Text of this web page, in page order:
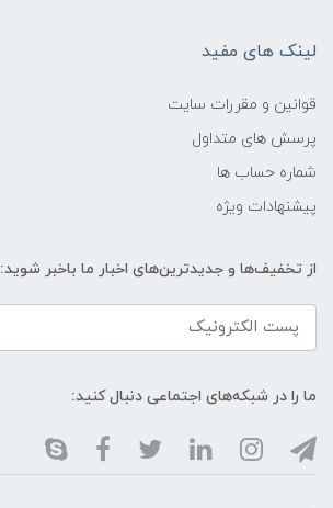
لینک های مفید
قوانین و مقررات سایت
پرسش های متداول
شماره حساب ها
پیشنهادات ویژه
از تخفیف‌ها و جدیدترین‌های اخبار ما باخبر شوید:
ما را در شبکه‌های اجتماعی دنبال کنید: